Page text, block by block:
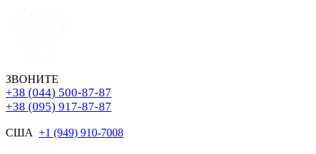
ЗВОНИТЕ
+38 (044) 500-87-87
+38 (095) 917-87-87
США +1 (949) 910-7008